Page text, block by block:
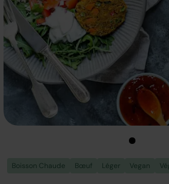
Boisson Chaude Bœuf Léger Vegan